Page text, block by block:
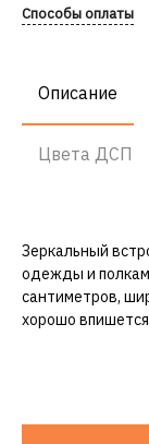
Способы оплаты
Описание
Цвета ДСП
Зеркальный
одежды и
сантиметров,
хорошо